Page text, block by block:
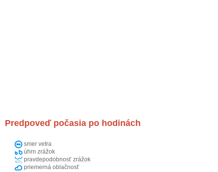
Predpoveď počasia po hodinách
smer vetra
úhrn zrážok
pravdepodobnosť zrážok
priemerná oblačnosť